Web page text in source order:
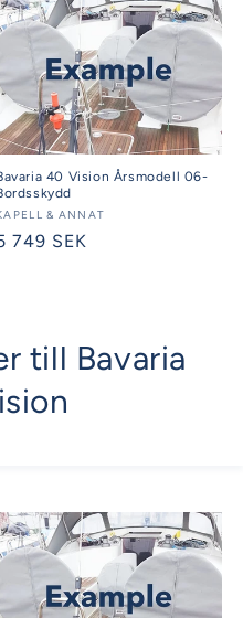
40 Vision Årsmodell 06-
& ANNAT
749 SEK
till Bavaria